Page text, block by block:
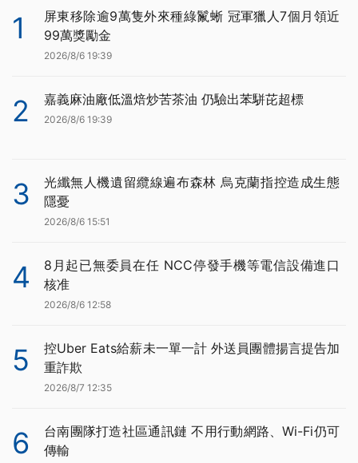
1
屏東移除逾9萬隻外來種綠鬣蜥 冠軍獵人7個月領近
99萬獎勵金
2026/8/6 19:39
2 嘉義麻油廠低溫焙炒苦茶油 仍驗出苯駢芘超標
2026/8/6 19:39
3
光纖無人機遺留纜線遍布森林 烏克蘭指控造成生態
隱憂
2026/8/6 15:51
4
8月起已無委員在任 NCC停發手機等電信設備進口
核准
2026/8/6 12:58
5
控Uber Eats給薪未一單一計 外送員團體揚言提告加
重詐欺
2026/8/7 12:35
6
台南團隊打造社區通訊鏈 不用行動網路、Wi-Fi仍可
傳輸